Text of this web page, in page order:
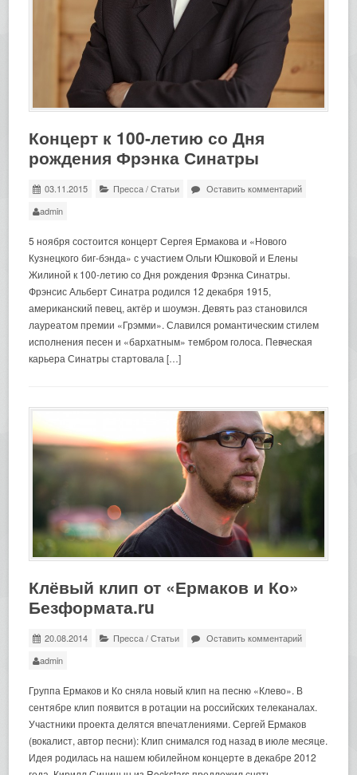
Концерт к 100-летию со Дня
рождения Фрэнка Синатры
03.11.2015 Пресса/Статьи
Оставить комментарий
admin
5 ноября состоится концерт Сергея Ермакова и «Нового
Кузнецкого биг-бэнда» с участием Ольги Юшковой и Елены
Жилиной к 100-летию со Дня рождения Фрэнка Синатры.
Фрэнсис Альберт Синатра родился 12 декабря 1915,
американский певец, актёр и шоумэн. Девять раз становился
лауреатом премии «Грэмми». Славился романтическим стилем
исполнения песен и «бархатным» тембром голоса. Певческая
карьера Синатры стартовала […]
Клёвый клип от «Ермаков и Ко»
Безформата.ru
20.08.2014 Пресса/Статьи
Оставить комментарий
admin
Группа Ермаков и Ко сняла новый клип на песню «Клево». В
сентябре клип появится в ротации на российских телеканалах.
Участники проекта делятся впечатлениями. Сергей Ермаков
(вокалист, автор песни): Клип снимался год назад в июле месяце.
Идея родилась на нашем юбилейном концерте в декабре 2012